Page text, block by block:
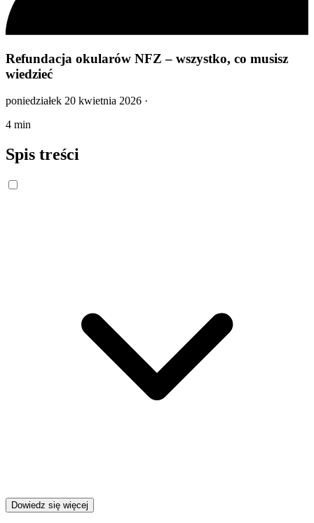
Refundacja okularów NFZ – wszystko, co musisz
wiedzieć
poniedziałek 20 kwietnia 2026 ·
4 min
Spis treści
Dowiedz się więcej